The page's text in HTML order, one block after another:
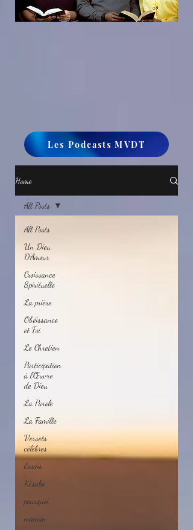
Les Podcasts MVDT
Home
All Posts
Un Dieu
D'Amour
Croissance
Spirituelle
La prière
Obéissance
et Foi
Le Chretien
Participation
à l'Œuvre
de Dieu
La Parole
La Famille
Versets
célèbres
Essais
Késako
pourquoi
maman
All Posts